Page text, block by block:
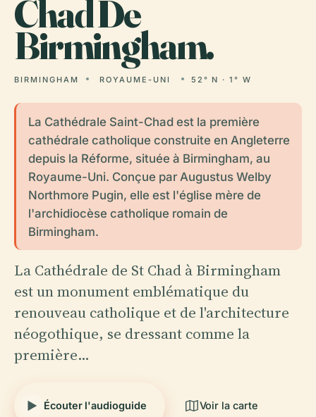
Chad De
Birmingham.
BIRMINGHAM ROYAUME-UNI 52° N · 1° W
La Cathédrale Saint-Chad est la première
cathédrale catholique construite en Angleterre
depuis la Réforme, située à Birmingham, au
Royaume-Uni. Conçue par Augustus Welby
Northmore Pugin, elle est l'église mère de
l'archidiocèse catholique romain de
Birmingham.
La Cathédrale de St Chad à Birmingham
est un monument emblématique du
renouveau catholique et de l'architecture
néogothique, se dressant comme la
première…
Écouter l'audioguide Voir la carte